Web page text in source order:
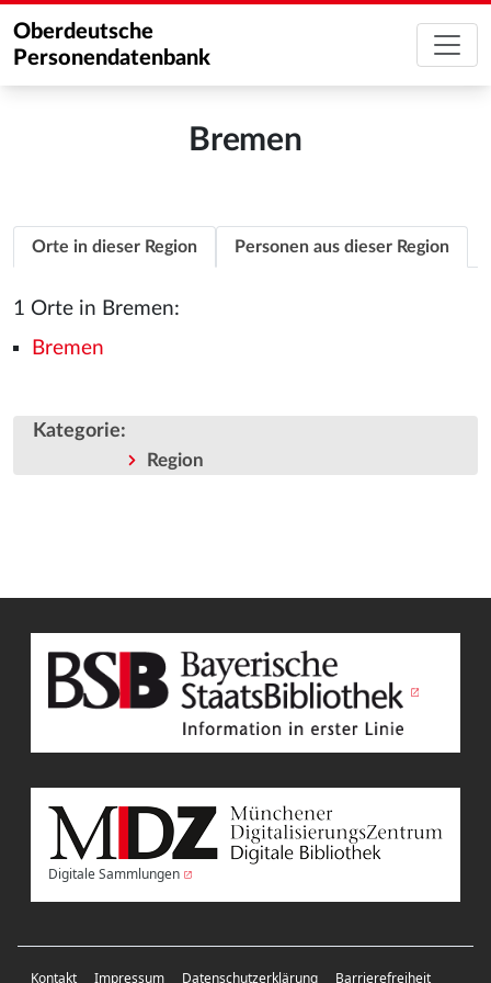
Oberdeutsche
Personendatenbank
Bremen
Orte in dieser Region Personen aus dieser Region
1 Orte in Bremen:
Bremen
Kategorie:
Region
Digitale Sammlungen
Kontakt Impressum Datenschutzerklärung Barrierefreiheit